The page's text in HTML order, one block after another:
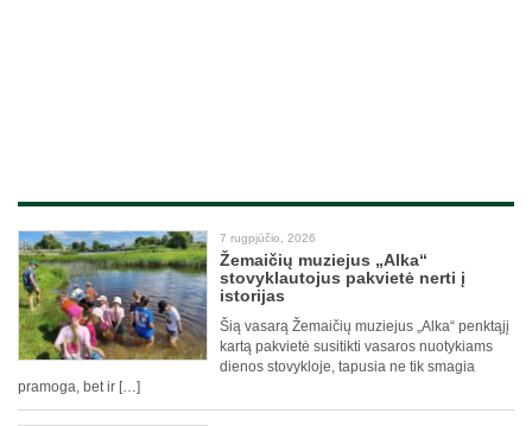
7 rugpjūčio, 2026
Žemaičių muziejus „Alka“
stovyklautojus pakvietė nerti į
istorijas
Šią vasarą Žemaičių muziejus „Alka“ penktąjį
kartą pakvietė susitikti vasaros nuotykiams
dienos stovykloje, tapusia ne tik smagia
pramoga, bet ir […]